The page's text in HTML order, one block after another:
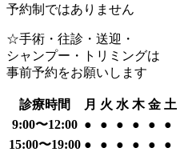
予約制ではありません
☆手術・往診・送迎・
シャンプー・トリミングは
事前予約をお願いします
診療時間 月 火 水 木 金 土
9:00〜12:00 ● ● ● ● ● ●
15:00〜19:00 ● ● ● ● ● ●